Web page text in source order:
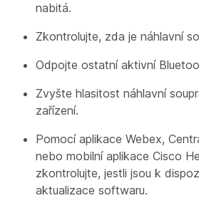
nabitá.
Zkontrolujte, zda je náhlavní
Odpojte ostatní aktivní
Zvyšte hlasitost náhlavní
zařízení.
Pomocí aplikace Webex,
nebo mobilní aplikace Cisco
zkontrolujte, jestli jsou k
aktualizace softwaru.